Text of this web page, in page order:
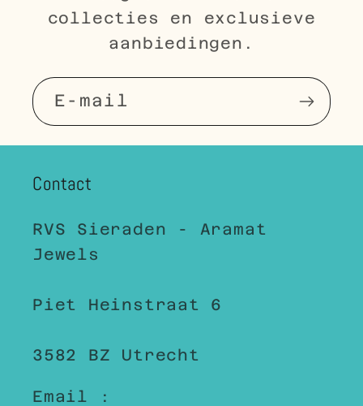
collecties en exclusieve
aanbiedingen.
E‑mail
Contact
RVS Sieraden - Aramat
Jewels
Piet Heinstraat 6
3582 BZ Utrecht
Email :